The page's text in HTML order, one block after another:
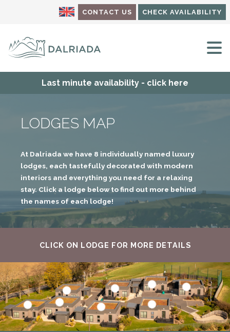
CONTACT US CHECK AVAILABILITY
Last minute availability - click here
LODGES MAP
At Dalriada we have 8 individually named luxury
lodges, each tastefully decorated with modern
interiors and everything you need for a relaxing
stay. Click a lodge below to find out more behind
the names of each lodge!
CLICK ON LODGE FOR MORE DETAILS
Find out more about Brachans
Find out more about Strathlethan
Find out more about Craigeven
Find out more about Skatie
Find out more about Garron
Find out more about
Find out more
Find out